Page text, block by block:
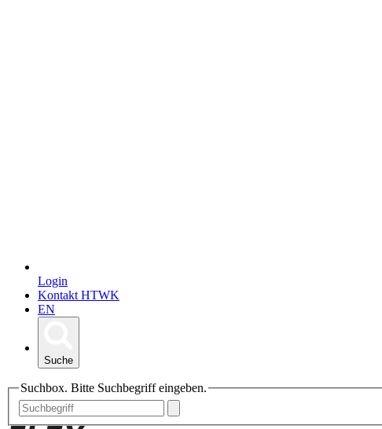
Login
Kontakt HTWK
EN
Suche
Suchbox. Bitte Suchbegriff eingeben.